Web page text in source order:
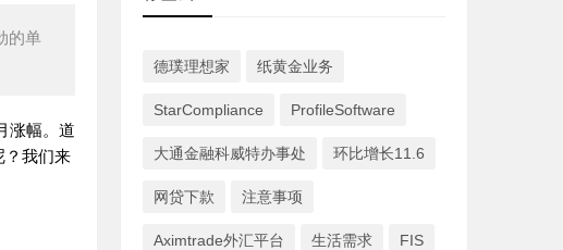
的单
涨幅。道
？我们来
德璞理想家 纸黄金业务
StarCompliance ProfileSoftware
大通金融科威特办事处 环比增长11.6
网贷下款 注意事项
Aximtrade外汇平台 生活需求 FIS